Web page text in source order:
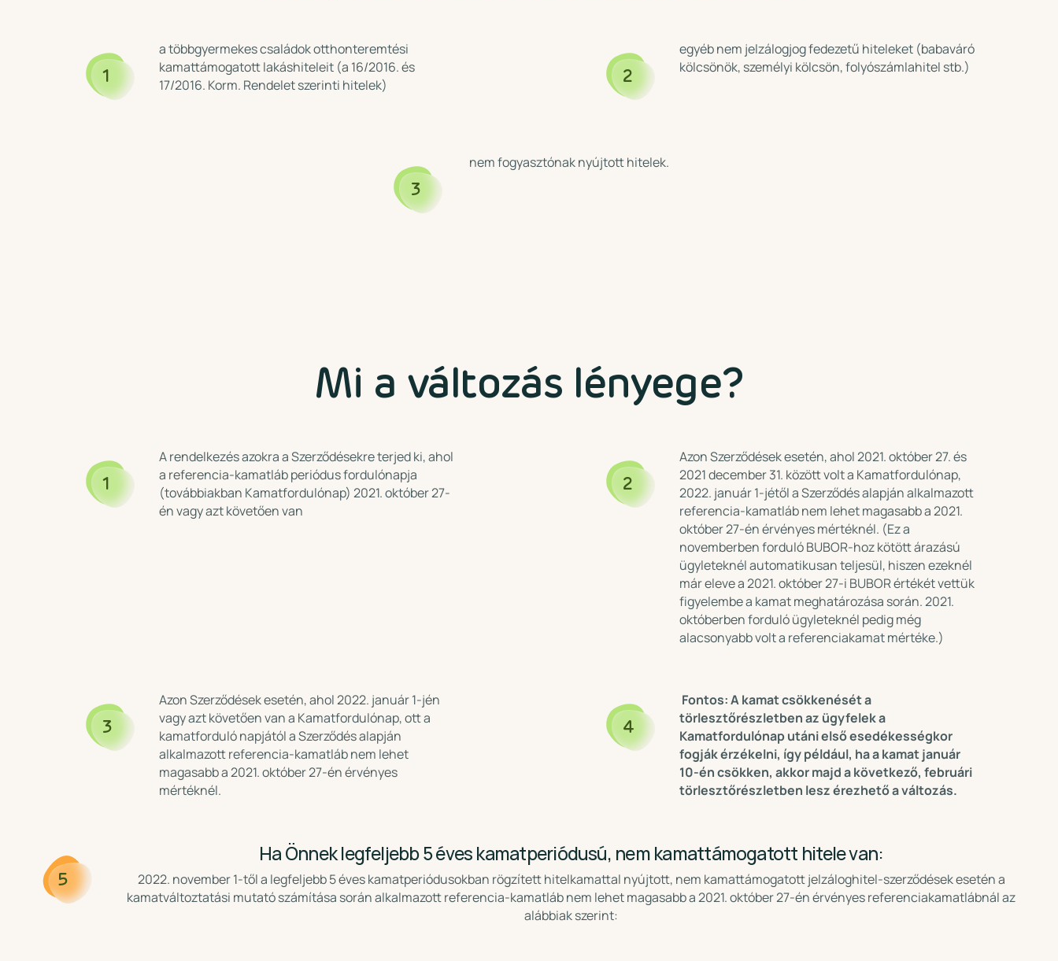
1
a többgyermekes családok otthonteremtési
kamattámogatott lakáshiteleit (a 16/2016. és
17/2016. Korm. Rendelet szerinti hitelek)
2
egyéb nem jelzálogjog fedezetű hiteleket (babaváró
kölcsönök, személyi kölcsön, folyószámlahitel stb.)
3
nem fogyasztónak nyújtott hitelek.
Mi a változás lényege?
1
A rendelkezés azokra a Szerződésekre terjed ki, ahol
a referencia-kamatláb periódus fordulónapja
(továbbiakban Kamatfordulónap) 2021. október 27-
én vagy azt követően van
2
Azon Szerződések esetén, ahol 2021. október 27. és
2021 december 31. között volt a Kamatfordulónap,
2022. január 1-jétől a Szerződés alapján alkalmazott
referencia-kamatláb nem lehet magasabb a 2021.
október 27-én érvényes mértéknél. (Ez a
novemberben forduló BUBOR-hoz kötött árazású
ügyleteknél automatikusan teljesül, hiszen ezeknél
már eleve a 2021. október 27-i BUBOR értékét vettük
figyelembe a kamat meghatározása során. 2021.
októberben forduló ügyleteknél pedig még
alacsonyabb volt a referenciakamat mértéke.)
3
Azon Szerződések esetén, ahol 2022. január 1-jén
vagy azt követően van a Kamatfordulónap, ott a
kamatforduló napjától a Szerződés alapján
alkalmazott referencia-kamatláb nem lehet
magasabb a 2021. október 27-én érvényes
mértéknél.
4
Fontos: A kamat csökkenését a
törlesztőrészletben az ügyfelek a
Kamatfordulónap utáni első esedékességkor
fogják érzékelni, így például, ha a kamat január
10-én csökken, akkor majd a következő, februári
törlesztőrészletben lesz érezhető a változás.
5
Ha Önnek legfeljebb 5 éves kamatperiódusú, nem kamattámogatott hitele van:
2022. november 1-től a legfeljebb 5 éves kamatperiódusokban rögzített hitelkamattal nyújtott, nem kamattámogatott jelzáloghitel-szerződések esetén a
kamatváltoztatási mutató számítása során alkalmazott referencia-kamatláb nem lehet magasabb a 2021. október 27-én érvényes referenciakamatlábnál az
alábbiak szerint: